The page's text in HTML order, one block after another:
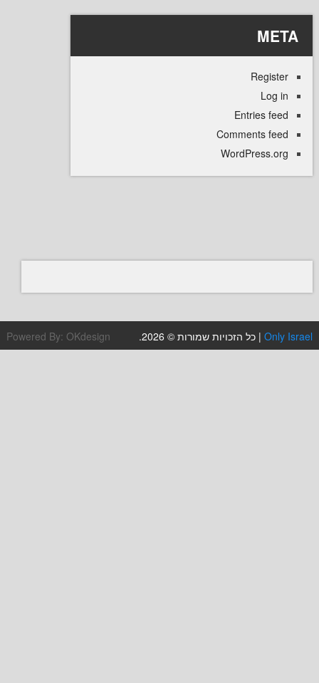
Entries
Comments
| כל הזכויות שמורות © 2026. Powered By: OKdesign